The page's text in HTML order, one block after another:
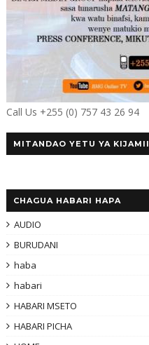
Call Us +255 (0) 757 43 26 94
MITANDAO YETU YA KIJAMII
CHAGUA HABARI HAPA
AUDIO
BURUDANI
haba
habari
HABARI MSETO
HABARI PICHA